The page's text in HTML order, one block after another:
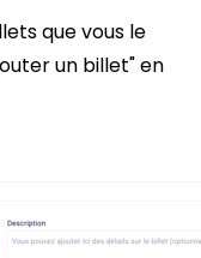
que vous le
un billet" en